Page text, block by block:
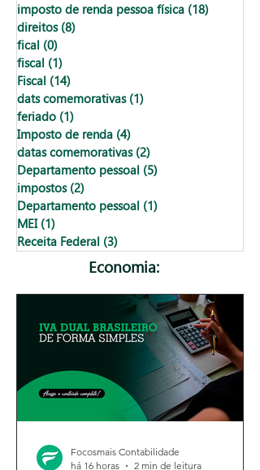
imposto de renda pessoa física (18)
direitos (8)
fical (0)
fiscal (1)
Fiscal (14)
dats comemorativas (1)
feriado (1)
Imposto de renda (4)
datas comemorativas (2)
Departamento pessoal (5)
impostos (2)
Departamento pessoal (1)
MEI (1)
Receita Federal (3)
Economia:
Focosmais Contabilidade
há 16 horas
2 min de leitura